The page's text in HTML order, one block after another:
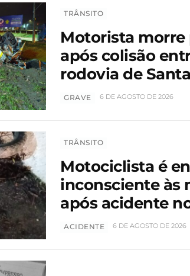
TRÂNSITO
Motorista morre
após colisão
rodovia de
GRAVE 6 DE AGOSTO DE 2026
TRÂNSITO
Motociclista é
inconsciente às
após acidente
ACIDENTE 6 DE AGOSTO DE 2026